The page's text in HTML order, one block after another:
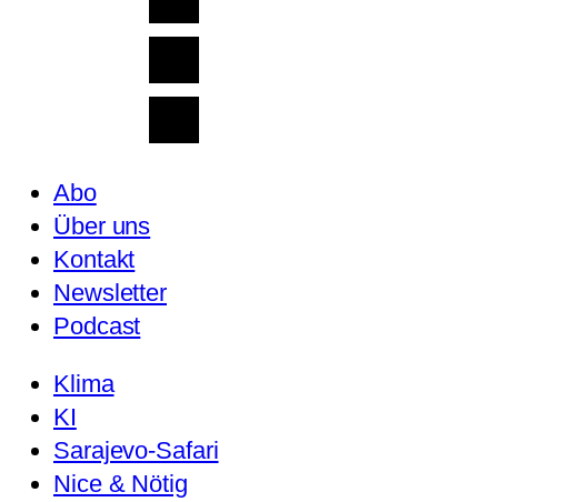
Abo
Über uns
Kontakt
Newsletter
Podcast
Klima
KI
Sarajevo-Safari
Nice & Nötig